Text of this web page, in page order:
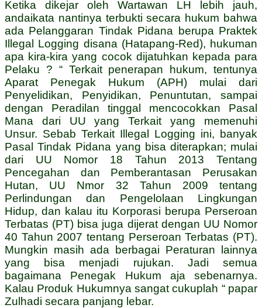
Ketika dikejar oleh Wartawan LH lebih jauh,
andaikata nantinya terbukti secara hukum bahwa
ada Pelanggaran Tindak Pidana berupa Praktek
Illegal Logging disana (Hatapang-Red), hukuman
apa kira-kira yang cocok dijatuhkan kepada para
Pelaku ? “ Terkait penerapan hukum, tentunya
Aparat Penegak Hukum (APH) mulai dari
Penyelidikan, Penyidikan, Penuntutan, sampai
dengan Peradilan tinggal mencocokkan Pasal
Mana dari UU yang Terkait yang memenuhi
Unsur. Sebab Terkait Illegal Logging ini, banyak
Pasal Tindak Pidana yang bisa diterapkan; mulai
dari UU Nomor 18 Tahun 2013 Tentang
Pencegahan dan Pemberantasan Perusakan
Hutan, UU Nmor 32 Tahun 2009 tentang
Perlindungan dan Pengelolaan Lingkungan
Hidup, dan kalau itu Korporasi berupa Perseroan
Terbatas (PT) bisa juga dijerat dengan UU Nomor
40 Tahun 2007 tentang Perseroan Terbatas (PT).
Mungkin masih ada berbagai Peraturan lainnya
yang bisa menjadi rujukan. Jadi semua
bagaimana Penegak Hukum aja sebenarnya.
Kalau Produk Hukumnya sangat cukuplah “ papar
Zulhadi secara panjang lebar.